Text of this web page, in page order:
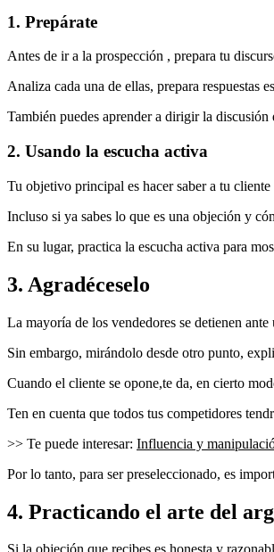
1. Prepárate
Antes de ir a la prospección , prepara tu
Analiza cada una de ellas, prepara respuestas
También puedes aprender a dirigir la
2. Usando la escucha activa
Tu objetivo principal es hacer saber a tu
Incluso si ya sabes lo que es una objeción y
En su lugar, practica la escucha activa para
3. Agradéceselo
La mayoría de los vendedores se detienen
Sin embargo, mirándolo desde otro punto,
Cuando el cliente se opone,te da, en cierto
Ten en cuenta que todos tus competidores
>> Te puede interesar: Influencia y
Por lo tanto, para ser preseleccionado, es
4. Practicando el arte del